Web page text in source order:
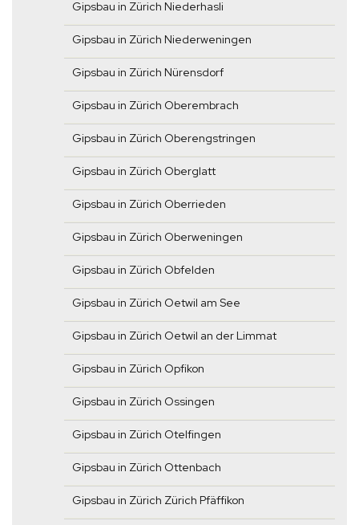
Gipsbau in Zürich Niederhasli
Gipsbau in Zürich Niederweningen
Gipsbau in Zürich Nürensdorf
Gipsbau in Zürich Oberembrach
Gipsbau in Zürich Oberengstringen
Gipsbau in Zürich Oberglatt
Gipsbau in Zürich Oberrieden
Gipsbau in Zürich Oberweningen
Gipsbau in Zürich Obfelden
Gipsbau in Zürich Oetwil am See
Gipsbau in Zürich Oetwil an der Limmat
Gipsbau in Zürich Opfikon
Gipsbau in Zürich Ossingen
Gipsbau in Zürich Otelfingen
Gipsbau in Zürich Ottenbach
Gipsbau in Zürich Zürich Pfäffikon